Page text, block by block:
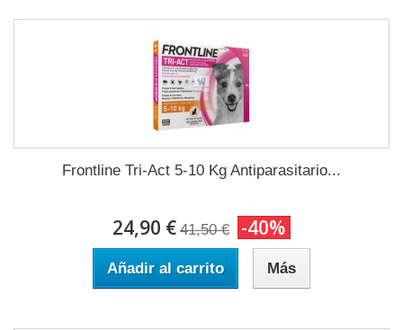
Frontline Tri-Act 5-10 Kg Antiparasitario...
24,90 € 41,50 € -40%
Añadir al carrito Más